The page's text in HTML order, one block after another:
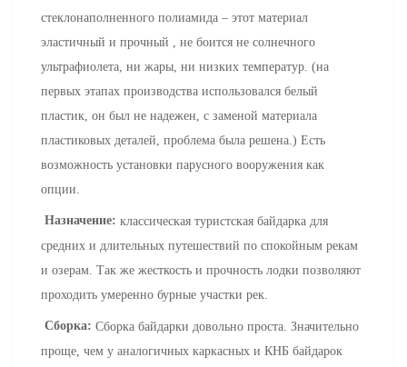
стеклонаполненного полиамида – этот материал
эластичный и прочный , не боится не солнечного
ультрафиолета, ни жары, ни низких температур. (на
первых этапах производства использовался белый
пластик, он был не надежен, с заменой материала
пластиковых деталей, проблема была решена.) Есть
возможность установки парусного вооружения как
опции.
Назначение: классическая туристская байдарка для
средних и длительных путешествий по спокойным рекам
и озерам. Так же жесткость и прочность лодки позволяют
проходить умеренно бурные участки рек.
Сборка: Сборка байдарки довольно проста. Значительно
проще, чем у аналогичных каркасных и КНБ байдарок